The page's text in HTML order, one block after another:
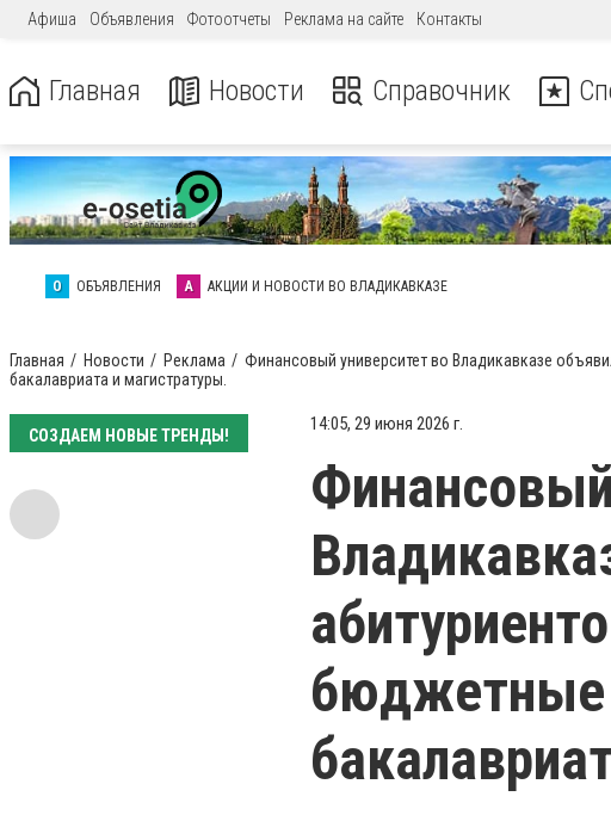
Афиша Объявления Фотоотчеты Реклама на сайте Контакты
Главная Новости Справочник
О ОБЪЯВЛЕНИЯ А АКЦИИ И НОВОСТИ ВО ВЛАДИКАВКАЗЕ
Главная Новости Реклама
Финансовый университет во Владикавказе
бакалавриата и магистратуры.
СОЗДАЕМ НОВЫЕ ТРЕНДЫ!
14:05, 29 июня 2026 г.
бюджетные